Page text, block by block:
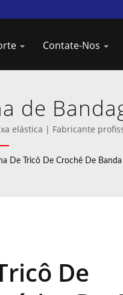
Contate-Nos
de
elástica | Fabricante
De Tricô De Crochê De
De